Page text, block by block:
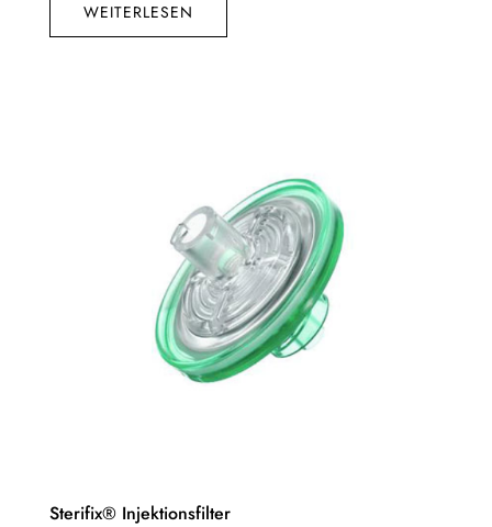
WEITERLESEN
Sterifix® Injektionsfilter